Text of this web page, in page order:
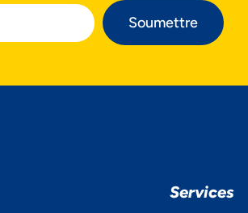
Soumettre
Services
À VOTRE VIE